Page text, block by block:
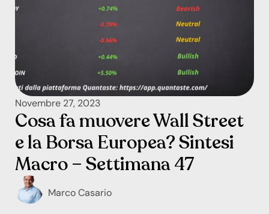
Novembre 27, 2023
Cosa fa muovere Wall Street
e la Borsa Europea? Sintesi
Macro – Settimana 47
Marco Casario